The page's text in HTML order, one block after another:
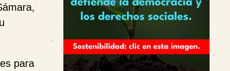
para